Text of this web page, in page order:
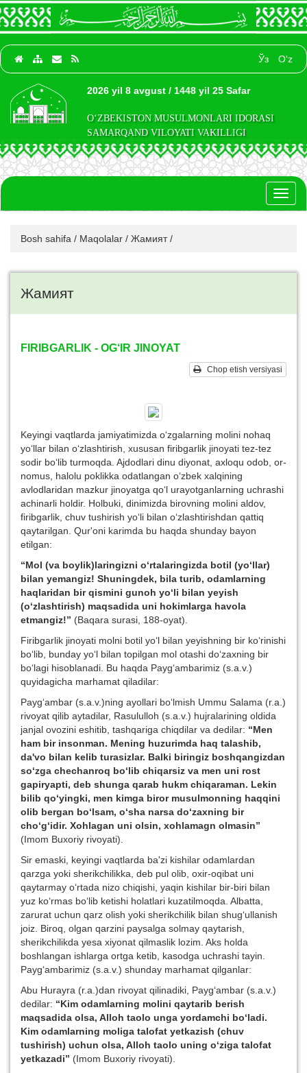
Ўз O‘z
2026 yil 8 avgust / 1448 yil 25 Safar
O‘ZBEKISTON MUSULMONLARI IDORASI
SAMARQAND VILOYATI VAKILLIGI
Bosh sahifa / Maqolalar / Жамият /
Жамият
FIRIBGARLIK - OG‘IR JINOYAT
Chop etish versiyasi
Keyingi vaqtlarda jamiyatimizda o‘zgalarning molini nohaq
yo‘llar bilan o‘zlashtirish, xususan firibgarlik jinoyati tez-tez
sodir bo‘lib turmoqda. Ajdodlari dinu diyonat, axloqu odob, or-
nomus, halolu poklikka odatlangan o‘zbek xalqining
avlodlaridan mazkur jinoyatga qo‘l urayotganlarning uchrashi
achinarli holdir. Holbuki, dinimizda birovning molini aldov,
firibgarlik, chuv tushirish yo‘li bilan o‘zlashtirishdan qattiq
qaytarilgan. Qur'oni karimda bu haqda shunday bayon
etilgan:
“Mol (va boylik)laringizni o‘rtalaringizda botil (yo‘llar)
bilan yemangiz! Shuningdek, bila turib, odamlarning
haqlaridan bir qismini gunoh yo‘li bilan yeyish
(o‘zlashtirish) maqsadida uni hokimlarga havola
etmangiz!” (Baqara surasi, 188-oyat).
Firibgarlik jinoyati molni botil yo‘l bilan yeyishning bir ko‘rinishi
bo‘lib, bunday yo‘l bilan topilgan mol otashi do‘zaxning bir
bo‘lagi hisoblanadi. Bu haqda Payg‘ambarimiz (s.a.v.)
quyidagicha marhamat qiladilar:
Payg‘ambar (s.a.v.)ning ayollari bo‘lmish Ummu Salama (r.a.)
rivoyat qilib aytadilar, Rasululloh (s.a.v.) hujralarining oldida
janjal ovozini eshitib, tashqariga chiqdilar va dedilar: “Men
ham bir insonman. Mening huzurimda haq talashib,
da'vo bilan kelib turasizlar. Balki biringiz boshqangizdan
so‘zga chechanroq bo‘lib chiqarsiz va men uni rost
gapiryapti, deb shunga qarab hukm chiqaraman. Lekin
bilib qo‘yingki, men kimga biror musulmonning haqqini
olib bergan bo‘lsam, o‘sha narsa do‘zaxning bir
cho‘g‘idir. Xohlagan uni olsin, xohlamagn olmasin”
(Imom Buxoriy rivoyati).
Sir emaski, keyingi vaqtlarda ba'zi kishilar odamlardan
qarzga yoki sherikchilikka, deb pul olib, oxir-oqibat uni
qaytarmay o‘rtada nizo chiqishi, yaqin kishilar bir-biri bilan
yuz ko‘rmas bo‘lib ketishi holatlari kuzatilmoqda. Albatta,
zarurat uchun qarz olish yoki sherikchilik bilan shug‘ullanish
joiz. Biroq, olgan qarzini paysalga solmay qaytarish,
sherikchilikda yesa xiyonat qilmaslik lozim. Aks holda
boshlangan ishlarga ortga ketib, kasodga uchrashi tayin.
Payg‘ambarimiz (s.a.v.) shunday marhamat qilganlar:
Abu Hurayra (r.a.)dan rivoyat qilinadiki, Payg‘ambar (s.a.v.)
dedilar: “Kim odamlarning molini qaytarib berish
maqsadida olsa, Alloh taolo unga yordamchi bo‘ladi.
Kim odamlarning moliga talofat yetkazish (chuv
tushirish) uchun olsa, Alloh taolo uning o‘ziga talofat
yetkazadi” (Imom Buxoriy rivoyati).